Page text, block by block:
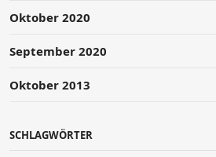
Oktober 2020
September 2020
Oktober 2013
SCHLAGWÖRTER